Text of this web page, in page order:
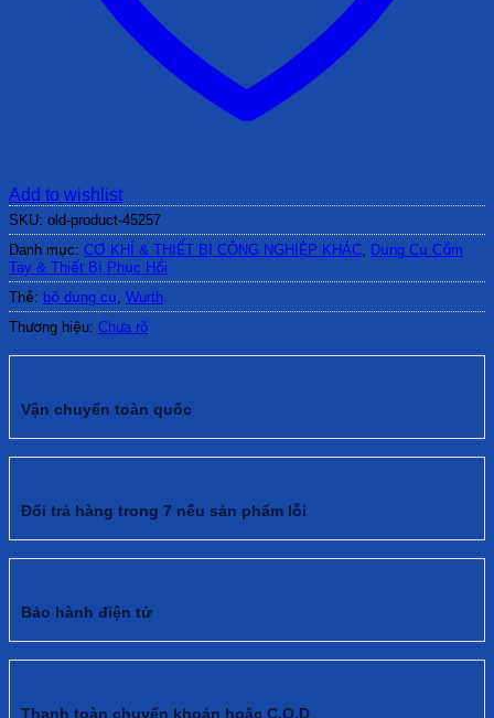
Add to wishlist
SKU: old-product-45257
Danh mục: CƠ KHÍ & THIẾT BỊ CÔNG NGHIỆP KHÁC, Dụng Cụ Cầm
Tay & Thiết Bị Phục Hồi
Thẻ: bộ dụng cụ, Wurth
Thương hiệu: Chưa rõ
Vận chuyển toàn quốc
Đổi trả hàng trong 7 nếu sản phẩm lỗi
Bảo hành điện tử
Thanh toàn chuyển khoản hoặc C.O.D